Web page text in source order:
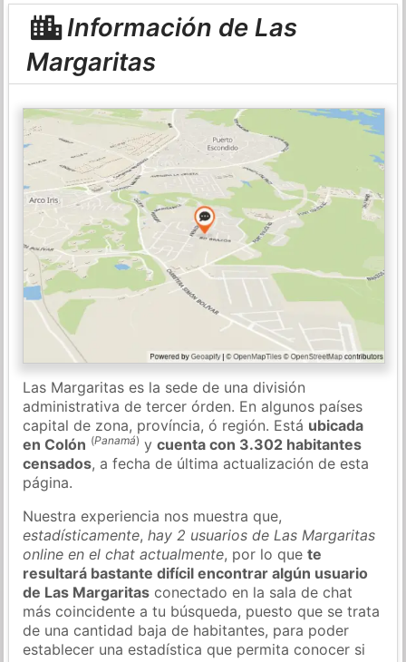
Información de Las
Margaritas
Las Margaritas es la sede de una división
administrativa de tercer órden. En algunos países
capital de zona, província, ó región. Está ubicada
en Colón (Panamá) ycuenta con 3.302 habitantes
censados, a fecha de última actualización de esta
página.
Nuestra experiencia nos muestra que,
estadísticamente,hay 2 usuarios de Las Margaritas
online en el chat actualmente, por lo quete
resultará bastante difícil encontrar algún usuario
de Las Margaritas conectado en la sala de chat
más coincidente a tu búsqueda, puesto que se trata
de una cantidad baja de habitantes, para poder
establecer una estadística que permita conocer si